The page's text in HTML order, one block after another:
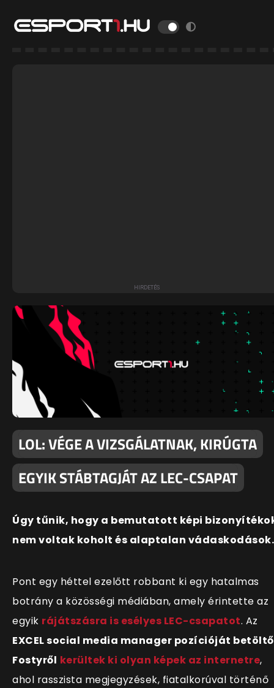
LOL: VÉGE A VIZSGÁLATNAK, KIRÚGTA
EGYIK STÁBTAGJÁT AZ LEC-CSAPAT
Úgy tűnik, hogy a bemutatott képi
nem voltak koholt és alaptalan vádaskodások.
Pont egy héttel ezelőtt robbant ki egy hatalmas
botrány a közösségi médiában, amely érintette az
egyik rájátszásra is esélyes LEC-csapatot. Az
EXCEL social media manager pozícióját betöltő
Fostyről kerültek ki olyan képek az internetre,
ahol rasszista megjegyzések, fiatalkorúval történő